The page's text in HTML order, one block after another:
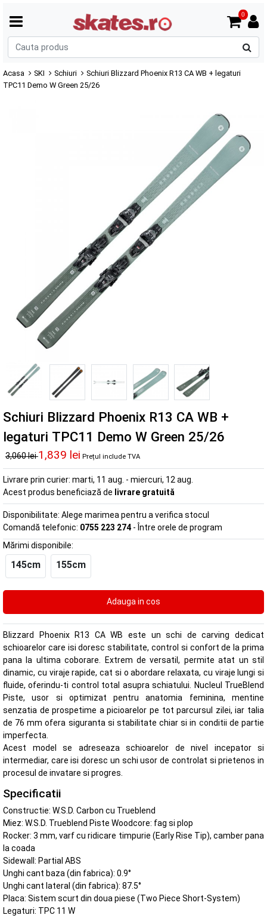
0
Acasa SKI Schiuri
Schiuri Blizzard Phoenix R13 CA WB + legaturi
TPC11 Demo W Green 25/26
Schiuri Blizzard Phoenix R13 CA WB +
legaturi TPC11 Demo W Green 25/26
3,060 lei1,839 lei Prețul include TVA
Livrare prin curier: marti, 11 aug. - miercuri, 12 aug.
Acest produs beneficiază de livrare gratuită
Disponibilitate: Alege marimea pentru a verifica stocul
Comandă telefonic: 0755 223 274 - Între orele de program
Mărimi disponibile:
145cm 155cm
Blizzard Phoenix R13 CA WB este un schi de carving dedicat
schioarelor care isi doresc stabilitate, control si confort de la prima
pana la ultima coborare. Extrem de versatil, permite atat un stil
dinamic, cu viraje rapide, cat si o abordare relaxata, cu viraje lungi si
fluide, oferindu-ti control total asupra schiatului. Nucleul TrueBlend
Piste, usor si optimizat pentru anatomia feminina, mentine
senzatia de prospetime a picioarelor pe tot parcursul zilei, iar talia
de 76 mm ofera siguranta si stabilitate chiar si in conditii de partie
imperfecta.
Acest model se adreseaza schioarelor de nivel incepator si
intermediar, care isi doresc un schi usor de controlat si prietenos in
procesul de invatare si progres.
Specificatii
Constructie: W.S.D. Carbon cu Trueblend
Miez: W.S.D. Trueblend Piste Woodcore: fag si plop
Rocker: 3 mm, varf cu ridicare timpurie (Early Rise Tip), camber pana
la coada
Sidewall: Partial ABS
Unghi cant baza (din fabrica): 0.9°
Unghi cant lateral (din fabrica): 87.5°
Placa: Sistem scurt din doua piese (Two Piece Short-System)
Legaturi: TPC 11 W